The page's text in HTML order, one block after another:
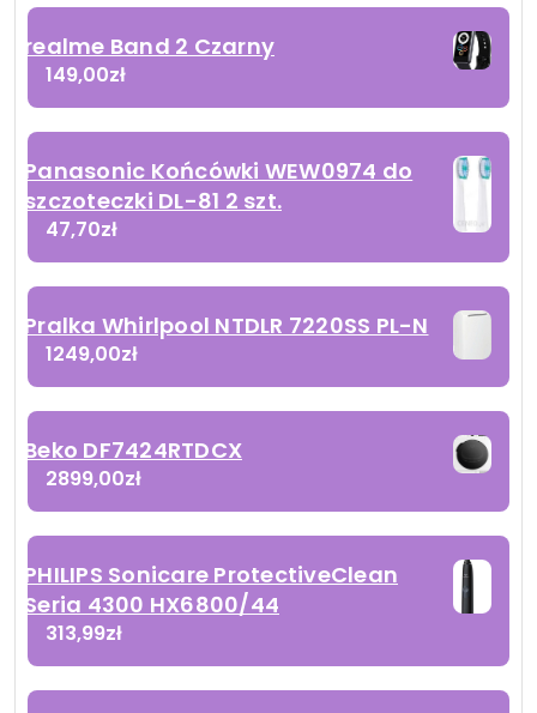
realme Band 2 Czarny
149,00zł
Panasonic Końcówki WEW0974 do
szczoteczki DL-81 2 szt.
47,70zł
Pralka Whirlpool NTDLR 7220SS PL-N
1249,00zł
Beko DF7424RTDCX
2899,00zł
PHILIPS Sonicare ProtectiveClean
Seria 4300 HX6800/44
313,99zł